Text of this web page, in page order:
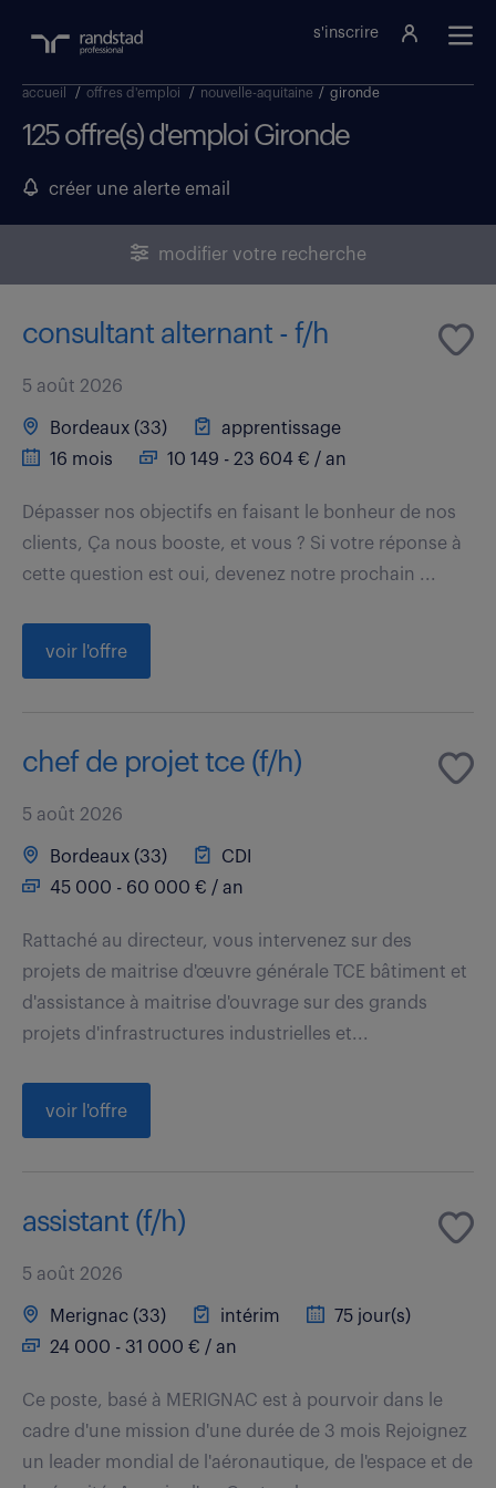
s'inscrire
accueil / offres d'emploi / nouvelle-aquitaine / gironde
125 offre(s) d'emploi Gironde
créer une alerte email
modifier votre recherche
consultant alternant - f/h
5 août 2026
Bordeaux (33)
apprentissage
16 mois
10 149 - 23 604 € / an
Dépasser nos objectifs en faisant le bonheur de nos
clients, Ça nous booste, et vous ? Si votre réponse à
cette question est oui, devenez notre prochain ...
voir l'offre
chef de projet tce (f/h)
5 août 2026
Bordeaux (33)
CDI
45 000 - 60 000 € / an
Rattaché au directeur, vous intervenez sur des
projets de maitrise d'œuvre générale TCE bâtiment et
d'assistance à maitrise d'ouvrage sur des grands
projets d'infrastructures industrielles et...
voir l'offre
assistant (f/h)
5 août 2026
Merignac (33) intérim
75 jour(s)
24 000 - 31 000 € / an
Ce poste, basé à MERIGNAC est à pourvoir dans le
cadre d'une mission d'une durée de 3 mois Rejoignez
un leader mondial de l'aéronautique, de l'espace et de